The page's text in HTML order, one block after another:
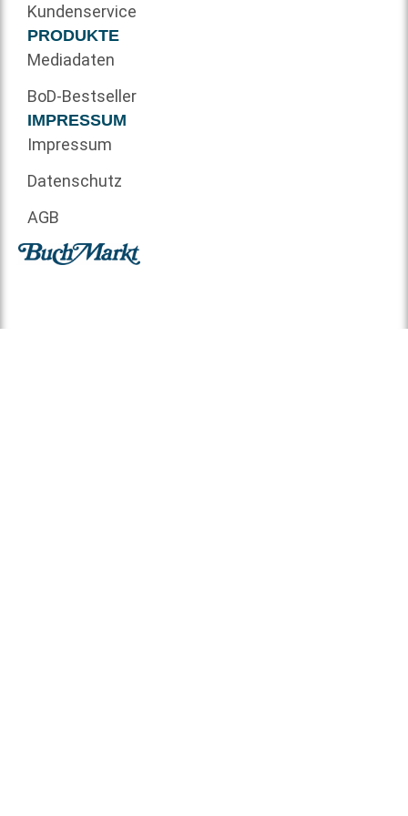
Kundenservice
PRODUKTE
Mediadaten
BoD-Bestseller
IMPRESSUM
Impressum
Datenschutz
AGB